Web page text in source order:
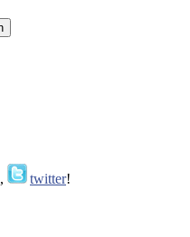
, twitter!